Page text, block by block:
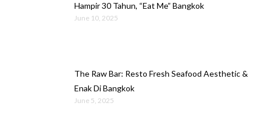
Hampir 30 Tahun, “Eat Me” Bangkok
June 10, 2025
The Raw Bar: Resto Fresh Seafood Aesthetic &
Enak Di Bangkok
June 5, 2025